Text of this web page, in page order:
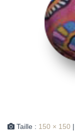
Taille : 150 × 150 |